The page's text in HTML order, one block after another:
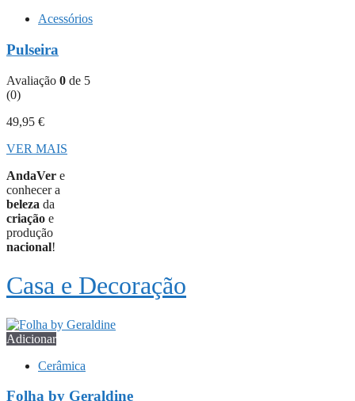
Acessórios
Pulseira
Avaliação 0 de 5
(0)
49,95 €
VER MAIS
AndaVer e
conhecer a
beleza da
criação e
produção
nacional!
Casa e Decoração
Adicionar
Cerâmica
Folha by Geraldine